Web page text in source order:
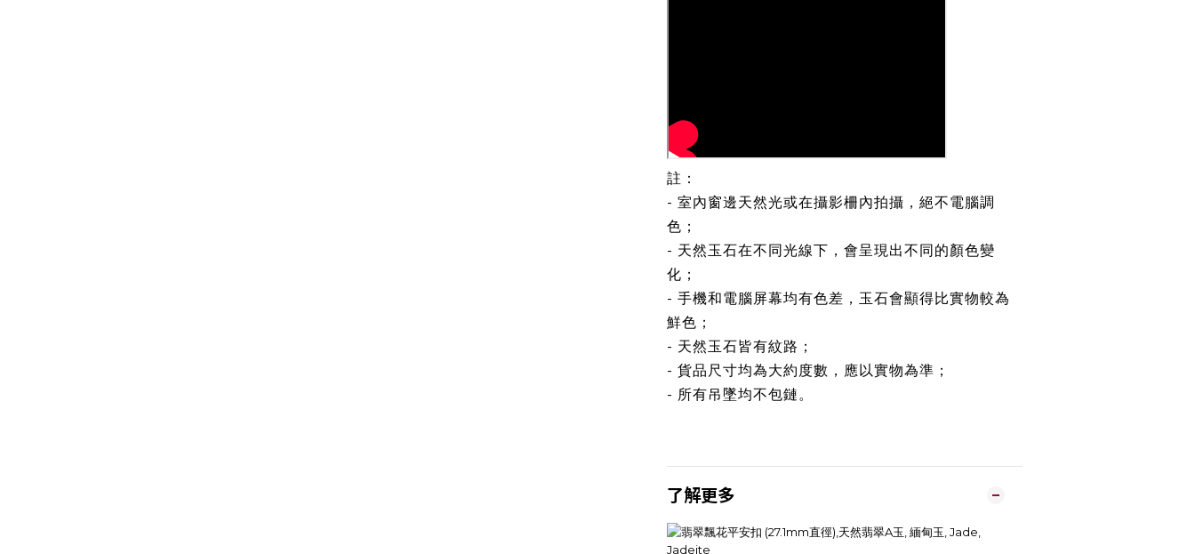
註：
- 室內窗邊天然光或在攝影柵內拍攝，絕不電腦調
色；
- 天然玉石在不同光線下，會呈現出不同的顏色變
化；
- 手機和電腦屏幕均有色差，玉石會顯得比實物較為
鮮色；
- 天然玉石皆有紋路；
- 貨品尺寸均為大約度數，應以實物為準；
- 所有吊墜均不包鏈。
了解更多